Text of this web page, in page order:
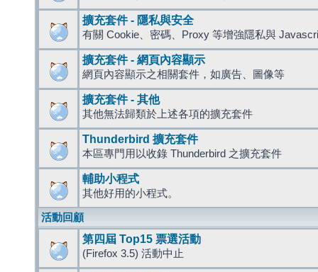
擴充套件 - 隱私與安全
有關 Cookie、密碼、Proxy 等增強隱私與
擴充套件 - 網頁內容顯示
網頁內容顯示之相關套件，如廣告、圖像等
擴充套件 - 其他
其他無法歸類於上述各項的擴充套件
Thunderbird 擴充套件
本區專門用以收錄 Thunderbird 之擴充套件
輔助小程式
其他好用的小程式。
活動回顧
第四屆 Top15 票選活動
(Firefox 3.5) 活動中止